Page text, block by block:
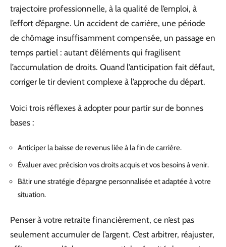
trajectoire professionnelle, à la qualité de l’emploi, à
l’effort d’épargne. Un accident de carrière, une période
de chômage insuffisamment compensée, un passage en
temps partiel : autant d’éléments qui fragilisent
l’accumulation de droits. Quand l’anticipation fait défaut,
corriger le tir devient complexe à l’approche du départ.
Voici trois réflexes à adopter pour partir sur de bonnes
bases :
Anticiper la baisse de revenus liée à la fin de carrière.
Évaluer avec précision vos droits acquis et vos besoins à venir.
Bâtir une stratégie d’épargne personnalisée et adaptée à votre
situation.
Penser à votre retraite financièrement, ce n’est pas
seulement accumuler de l’argent. C’est arbitrer, réajuster,